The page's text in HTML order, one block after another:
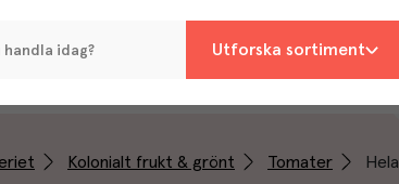
Utforska sortiment
Kolonialt frukt & grönt Tomater Hela